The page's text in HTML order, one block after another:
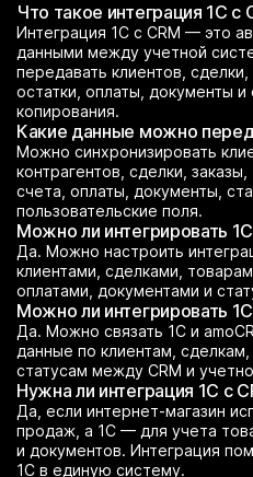
Что такое интеграция 1С с
Интеграция 1С с CRM — это
данными между учетной
передавать клиентов,
остатки, оплаты, документы и
копирования.
Какие данные можно
Можно синхронизировать
контрагентов, сделки,
счета, оплаты, документы,
пользовательские поля.
Можно ли интегрировать
Да. Можно настроить
клиентами, сделками,
оплатами, документами и
Можно ли интегрировать
Да. Можно связать 1С и
данные по клиентам,
статусам между CRM и
Нужна ли интеграция 1С с
Да, если интернет-магазин
продаж, а 1С — для учета
и документов. Интеграция
1С в единую систему.